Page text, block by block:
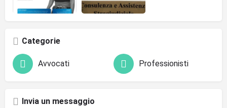
Categorie
Avvocati Professionisti
Invia un messaggio